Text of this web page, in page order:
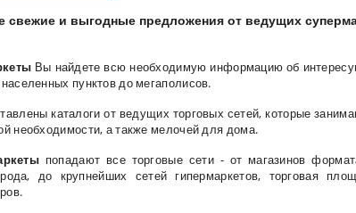
свежие и выгодные предложения от ведущих
Вы найдете всю необходимую информацию об
пунктов до мегаполисов.
каталоги от ведущих торговых сетей, которые
необходимости, а также мелочей для дома.
попадают все торговые сети - от магазинов
до крупнейших сетей гипермаркетов, торговая